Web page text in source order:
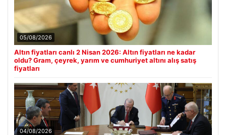
05/08/2026
Altın fiyatları canlı 2 Nisan 2026: Altın fiyatları ne kadar
oldu? Gram, çeyrek, yarım ve cumhuriyet altını alış satış
fiyatları
04/08/2026